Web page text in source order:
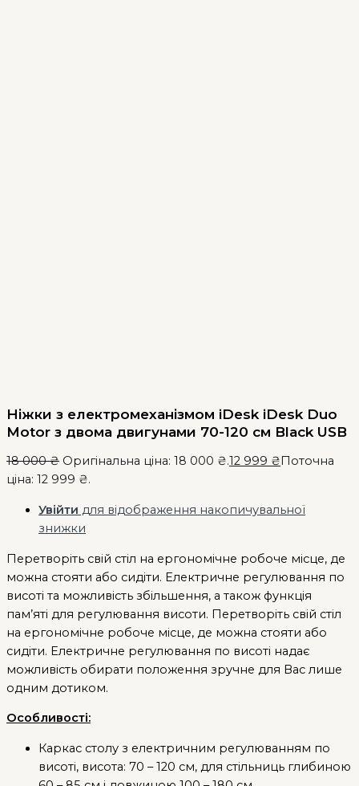
Ніжки з електромеханізмом iDesk iDesk Duo
Motor з двома двигунами 70-120 см Black USB
18 000₴ Оригінальна ціна: 18 000 ₴.12 999 ₴ Поточна
ціна: 12 999 ₴.
Увійти для відображення накопичувальної
знижки
Перетворіть свій стіл на ергономічне робоче місце, де
можна стояти або сидіти. Електричне регулювання по
висоті та можливість збільшення, а також функція
пам’яті для регулювання висоти. Перетворіть свій стіл
на ергономічне робоче місце, де можна стояти або
сидіти. Електричне регулювання по висоті надає
можливість обирати положення зручне для Вас лише
одним дотиком.
Особливості:
Каркас столу з електричним регулюванням по
висоті, висота: 70 – 120 см, для стільниць глибиною